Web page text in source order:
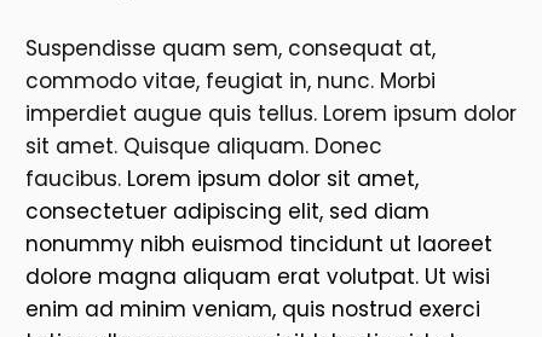
Suspendisse quam sem, consequat at,
commodo vitae, feugiat in, nunc. Morbi
imperdiet augue quis tellus. Lorem ipsum dolor
sit amet. Quisque aliquam. Donec
faucibus. Lorem ipsum dolor sit amet,
consectetuer adipiscing elit, sed diam
nonummy nibh euismod tincidunt ut laoreet
dolore magna aliquam erat volutpat. Ut wisi
enim ad minim veniam, quis nostrud exerci